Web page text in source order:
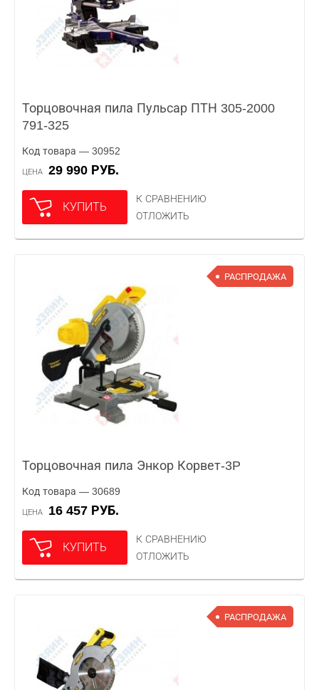
Торцовочная пила Пульсар ПТН 305-2000
791-325
Код товара — 30952
ЦЕНА 29 990 РУБ.
КУПИТЬ
К СРАВНЕНИЮ
ОТЛОЖИТЬ
РАСПРОДАЖА
Торцовочная пила Энкор Корвет-3P
Код товара — 30689
ЦЕНА 16 457 РУБ.
КУПИТЬ
К СРАВНЕНИЮ
ОТЛОЖИТЬ
РАСПРОДАЖА